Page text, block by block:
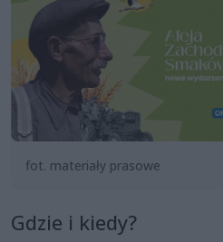
fot. materiały prasowe
Gdzie i kiedy?